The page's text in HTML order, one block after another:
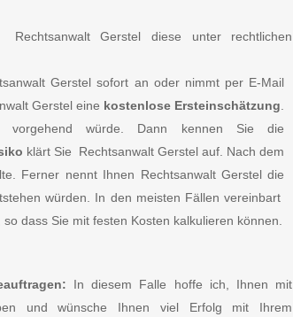
Gerstel diese unter rechtlichen
Gerstelsofort an oder nimmt per E-Mail
Gerstel eine kostenlose Ersteinschätzung
würde. Dann kennen Sie die
klärt Sie Rechtsanwalt Gerstelauf. Nach dem
Ferner nennt Ihnen Rechtsanwalt Gersteldie
würden. In den meisten Fällen vereinbart
so dass Sie mit festen Kosten kalkulieren können.
In diesem Falle hoffe ich, Ihnen mit
und wünsche Ihnen viel Erfolg mit Ihrem